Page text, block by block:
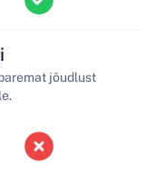
jõudlust